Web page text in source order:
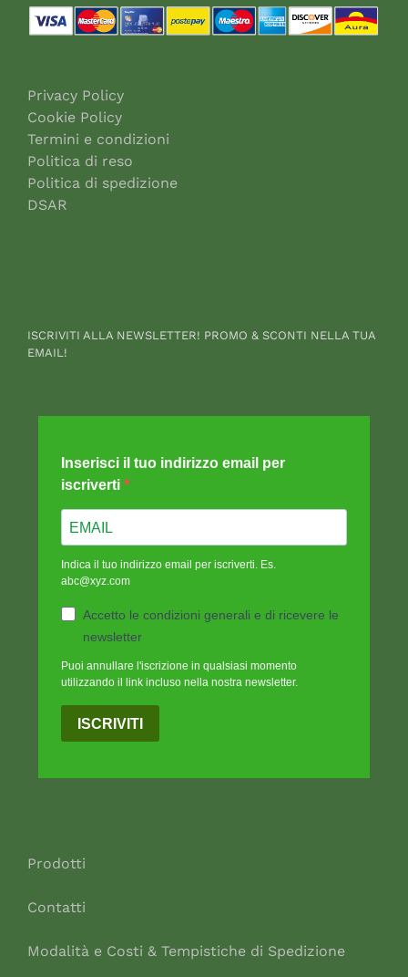
Privacy Policy
Cookie Policy
Termini e condizioni
Politica di reso
Politica di spedizione
DSAR
ISCRIVITI ALLA NEWSLETTER! PROMO & SCONTI NELLA TUA
EMAIL!
Inserisci il tuo indirizzo email per
iscriverti
Indica il tuo indirizzo email per iscriverti. Es.
abc@xyz.com
Accetto le condizioni generali e di ricevere le
newsletter
Puoi annullare l'iscrizione in qualsiasi momento
utilizzando il link incluso nella nostra newsletter.
ISCRIVITI
Prodotti
Contatti
Modalità e Costi & Tempistiche di Spedizione